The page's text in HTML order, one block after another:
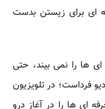
ای برای زیستن بدست
ها را نمی بیند، حتی
فرداست؛ در تلویزیون
ای ها را در آغاز درو